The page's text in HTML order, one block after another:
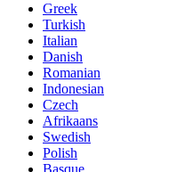
Greek
Turkish
Italian
Danish
Romanian
Indonesian
Czech
Afrikaans
Swedish
Polish
Basque